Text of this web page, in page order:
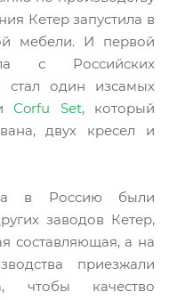
Кетер запустила в
мебели. И первой
с Российских
стал один изсамых
Corfu Set, который
двух кресел и
в Россию были
заводов Кетер,
составляющая, а на
приезжали
чтобы качество